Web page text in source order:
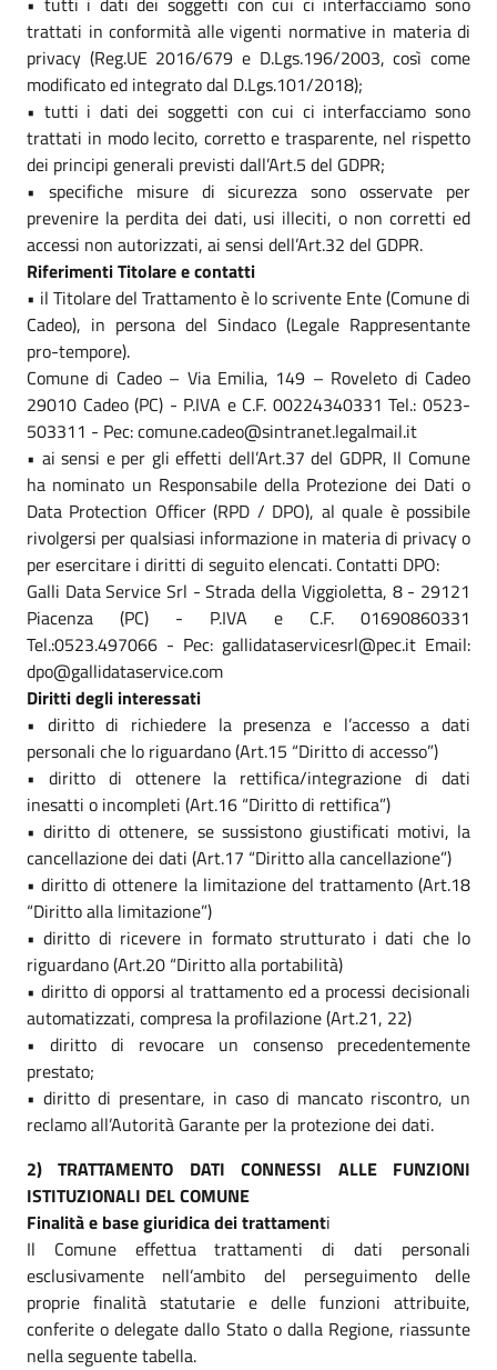
trattati in conformità alle vigenti normative in materia di
privacy (Reg.UE 2016/679 e D.Lgs.196/2003, così come
modificato ed integrato dal D.Lgs.101/2018);
• tutti i dati dei soggetti con cui ci interfacciamo sono
trattati in modo lecito, corretto e trasparente, nel rispetto
dei principi generali previsti dall’Art.5 del GDPR;
• specifiche misure di sicurezza sono osservate per
prevenire la perdita dei dati, usi illeciti, o non corretti ed
accessi non autorizzati, ai sensi dell’Art.32 del GDPR.
Riferimenti Titolare e contatti
• il Titolare del Trattamento è lo scrivente Ente (Comune di
Cadeo), in persona del Sindaco (Legale Rappresentante
pro-tempore).
Comune di Cadeo – Via Emilia, 149 – Roveleto di Cadeo
29010 Cadeo (PC) - P.IVA e C.F. 00224340331 Tel.: 0523-
503311 - Pec: comune.cadeo@sintranet.legalmail.it
• ai sensi e per gli effetti dell’Art.37 del GDPR, Il Comune
ha nominato un Responsabile della Protezione dei Dati o
Data Protection Officer (RPD / DPO), al quale è possibile
rivolgersi per qualsiasi informazione in materia di privacy o
per esercitare i diritti di seguito elencati. Contatti DPO:
Galli Data Service Srl - Strada della Viggioletta, 8 - 29121
Piacenza (PC) - P.IVA e C.F. 01690860331
Tel.:0523.497066 - Pec: gallidataservicesrl@pec.it Email:
dpo@gallidataservice.com
Diritti degli interessati
• diritto di richiedere la presenza e l’accesso a dati
personali che lo riguardano (Art.15 “Diritto di accesso”)
• diritto di ottenere la rettifica/integrazione di dati
inesatti o incompleti (Art.16 “Diritto di rettifica”)
• diritto di ottenere, se sussistono giustificati motivi, la
cancellazione dei dati (Art.17 “Diritto alla cancellazione”)
• diritto di ottenere la limitazione del trattamento (Art.18
“Diritto alla limitazione”)
• diritto di ricevere in formato strutturato i dati che lo
riguardano (Art.20 “Diritto alla portabilità)
• diritto di opporsi al trattamento ed a processi decisionali
automatizzati, compresa la profilazione (Art.21, 22)
• diritto di revocare un consenso precedentemente
prestato;
• diritto di presentare, in caso di mancato riscontro, un
reclamo all’Autorità Garante per la protezione dei dati.
2) TRATTAMENTO DATI CONNESSI ALLE FUNZIONI
ISTITUZIONALI DEL COMUNE
Finalità e base giuridica dei trattamenti
Il Comune effettua trattamenti di dati personali
esclusivamente nell’ambito del perseguimento delle
proprie finalità statutarie e delle funzioni attribuite,
conferite o delegate dallo Stato o dalla Regione, riassunte
nella seguente tabella.